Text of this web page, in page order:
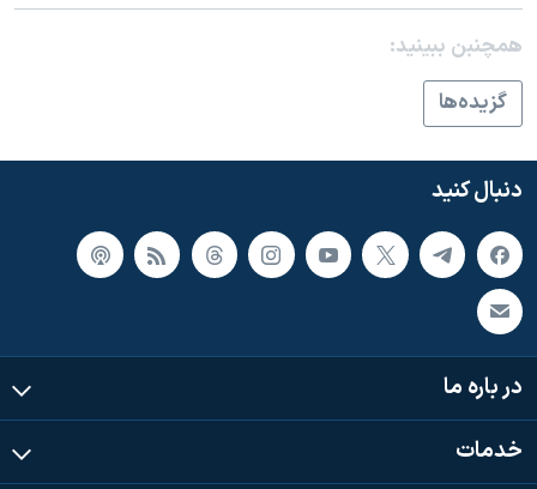
همایش محافظه‌کاران آمریکا «سی‌پک»
صفحه‌های ویژه
سفر پرزیدنت ترامپ به چین
همچنبن ببینید:
گزيده‌ها
دنبال کنید
در باره ما
خدمات